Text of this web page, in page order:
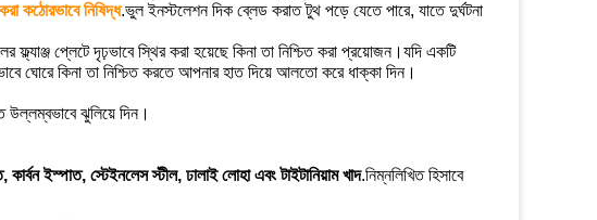
কঠোরভাবে নিষিদ্ধ.ভুল ইনস্টলেশন দিক ব্লেড করাত টুথ পড়ে যেতে পারে, যাতে দুর্ঘটনা
ফ্ল্যাঞ্জ প্লেটে দৃঢ়ভাবে স্থির করা হয়েছে কিনা তা নিশ্চিত করা প্রয়োজন।যদি একটি
কিনা তা নিশ্চিত করতে আপনার হাত দিয়ে আলতো করে ধাক্কা দিন।
উল্লম্বভাবে ঝুলিয়ে দিন।
ইস্পাত, স্টেইনলেস স্টীল, ঢালাই লোহা এবং টাইটানিয়াম খাদ.নিম্নলিখিত হিসাবে